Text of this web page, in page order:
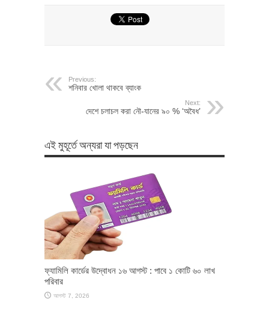
Previous:
শনিবার খোলা থাকবে ব্যাংক
Next:
দেশে চলাচল করা নৌ-যানের ৯০ % ‘অবৈধ’
এই মুহূর্তে অন্যরা যা পড়ছেন
ফ্যামিলি কার্ডের উদ্বোধন ১৬ আগস্ট : পাবে ১ কোটি ৬০ লাখ
পরিবার
আগস্ট 7, 2026